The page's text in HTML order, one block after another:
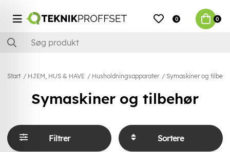
0 0
Start HJEM, HUS & HAVE Husholdningsapparater Symaskiner og
Symaskiner og tilbehør
Filtrer Sortere